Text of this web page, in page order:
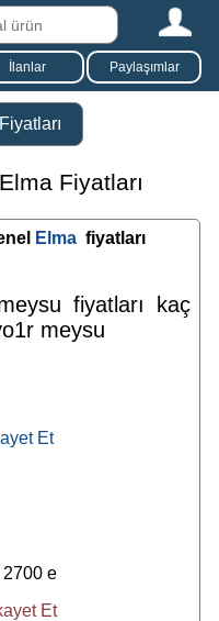
İlanlar Paylaşımlar
Fiyatları
Elma fiyatları
fiyatları kaç
meysu
Et
2700 e
Et